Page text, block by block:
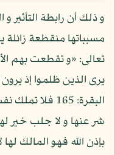
و ذلك أن رابطة التأثير و
مسبباتها منقطعة
يرى الذين ظلموا إذ
البقرة: 165
شر عنها و لا جلب خير
بإذن الله فهو المالك لها